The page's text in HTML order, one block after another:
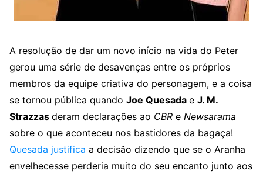
A resolução de dar um novo início na vida do Peter
gerou uma série de desavenças entre os próprios
membros da equipe criativa do personagem, e a coisa
se tornou pública quando Joe Quesada e J. M.
Strazzas deram declarações ao CBR e Newsarama
sobre o que aconteceu nos bastidores da bagaça!
Quesada justifica a decisão dizendo que se o Aranha
envelhecesse perderia muito do seu encanto junto aos